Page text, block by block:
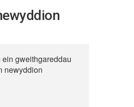
gweithgareddau
newyddion